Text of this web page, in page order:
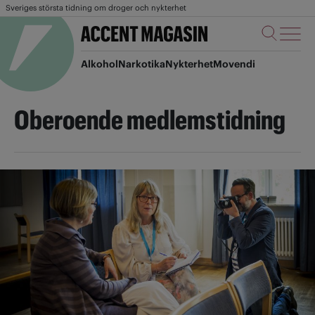
Sveriges största tidning om droger och nykterhet
AlkoholNarkotikaNykterhetMovendi
Oberoende medlemstidning